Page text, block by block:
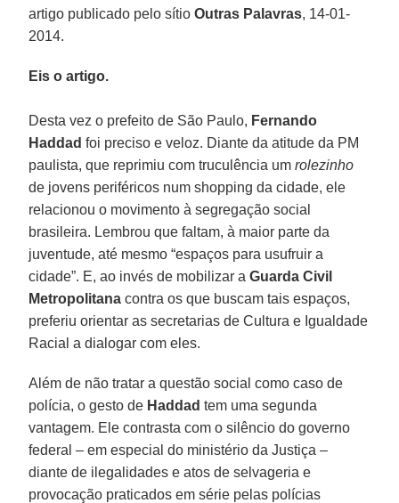
artigo publicado pelo sítioOutras Palavras, 14-01-
2014.
Eis o artigo.
Desta vez o prefeito de São Paulo, Fernando
Haddad foi preciso e veloz. Diante da atitude da PM
paulista, que reprimiu com truculência umrolezinho
de jovens periféricos num shopping da cidade, ele
relacionou o movimento à segregação social
brasileira. Lembrou que faltam, à maior parte da
juventude, até mesmo “espaços para usufruir a
cidade”. E, ao invés de mobilizar aGuarda Civil
Metropolitana contra os que buscam tais espaços,
preferiu orientar as secretarias de Cultura e Igualdade
Racial a dialogar com eles.
Além de não tratar a questão social como caso de
polícia, o gesto de Haddad tem uma segunda
vantagem. Ele contrasta com o silêncio do governo
federal – em especial do ministério da Justiça –
diante de ilegalidades e atos de selvageria e
provocação praticados em série pelas polícias